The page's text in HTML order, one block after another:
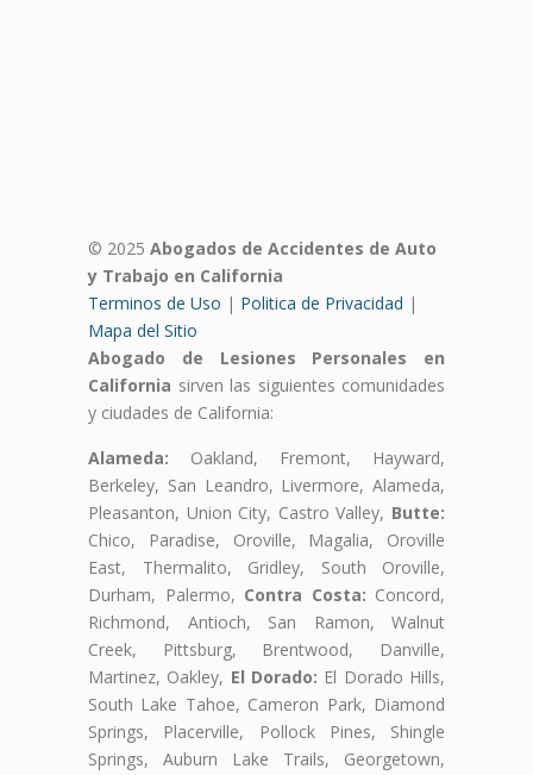
© 2025 Abogados de Accidentes de Auto
y Trabajo en California
Terminos de Uso | Politica de Privacidad |
Mapa del Sitio
Abogado de Lesiones Personales en
California sirven las siguientes comunidades
y ciudades de California:
Alameda: Oakland, Fremont, Hayward,
Berkeley, San Leandro, Livermore, Alameda,
Pleasanton, Union City, Castro Valley, Butte:
Chico, Paradise, Oroville, Magalia, Oroville
East, Thermalito, Gridley, South Oroville,
Durham, Palermo, Contra Costa: Concord,
Richmond, Antioch, San Ramon, Walnut
Creek, Pittsburg, Brentwood, Danville,
Martinez, Oakley, El Dorado: El Dorado Hills,
South Lake Tahoe, Cameron Park, Diamond
Springs, Placerville, Pollock Pines, Shingle
Springs, Auburn Lake Trails, Georgetown,